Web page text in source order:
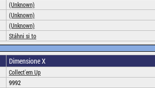
(Unknown)
(Unknown)
(Unknown)
Stáhni si to
Dimensione X
Collect'em Up
9992